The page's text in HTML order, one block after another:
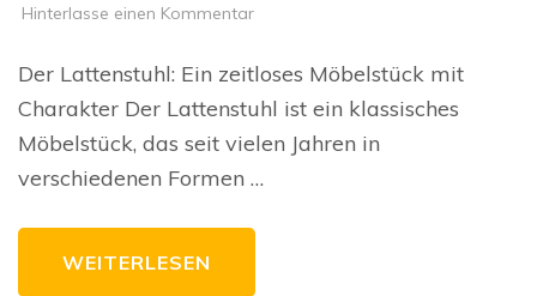
Hinterlasse einen Kommentarzu
Charme
des
Lattenstuhls:
Ein
für
Zuhause
Der Lattenstuhl: Ein zeitloses Möbelstück mit
Charakter Der Lattenstuhl ist ein klassisches
Möbelstück, das seit vielen Jahren in
verschiedenen Formen …
WEITERLESEN